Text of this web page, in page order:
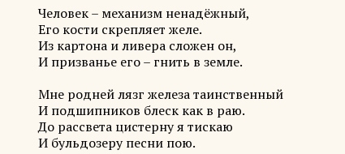
Человек – механизм ненадёжный,
Его кости скрепляет желе.
Из картона и ливера сложен он,
И призванье его – гнить в земле.
Мне родней лязг железа таинственный
И подшипников блеск как в раю.
До рассвета цистерну я тискаю
И бульдозеру песни пою.